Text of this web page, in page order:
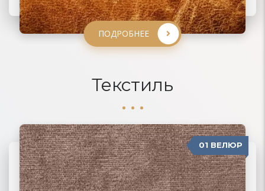
ПОДРОБНЕЕ
ПОДРОБНЕЕ
ПОДРОБНЕЕ
Текстиль
06 ЖАККАРД 01 ВЕЛЮР
02 РОГОЖКА
03 ФЛОК